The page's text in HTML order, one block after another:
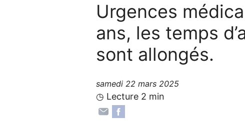
Urgences
ans, les temps
sont allongés.
samedi 22 mars 2025
◷ Lecture 2 min